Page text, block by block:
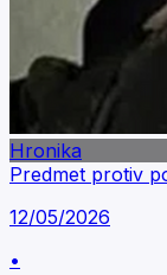
Hronika
Predmet protiv
12/05/2026
•